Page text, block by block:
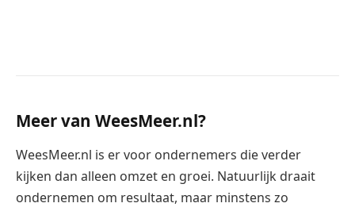
Meer van WeesMeer.nl?
WeesMeer.nl is er voor ondernemers die verder
kijken dan alleen omzet en groei. Natuurlijk draait
ondernemen om resultaat, maar minstens zo